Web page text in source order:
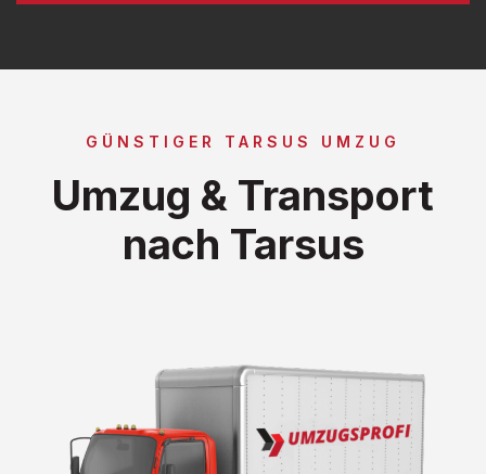
GÜNSTIGER TARSUS UMZUG
Umzug & Transport
nach Tarsus